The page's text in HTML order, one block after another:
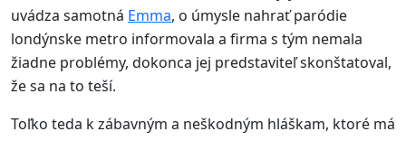
uvádza samotná Emma, o úmysle nahrať paródie
londýnske metro informovala a firma s tým nemala
žiadne problémy, dokonca jej predstaviteľ skonštatoval,
že sa na to teší.
Toľko teda k zábavným a neškodným hláškam, ktoré má